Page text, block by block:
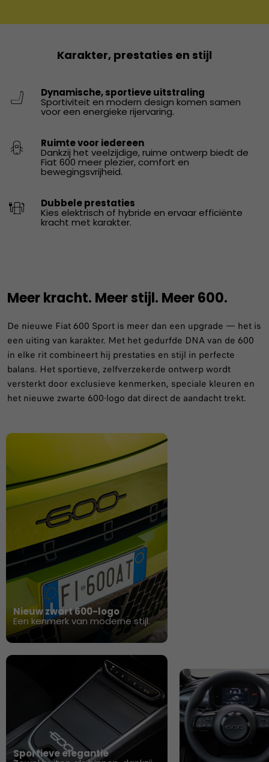
Karakter, prestaties en stijl
Dynamische, sportieve uitstraling
Sportiviteit en modern design komen samen
voor een energieke rijervaring.
Ruimte voor iedereen
Dankzij het veelzijdige, ruime ontwerp biedt de
Fiat 600 meer plezier, comfort en
bewegingsvrijheid.
Dubbele prestaties
Kies elektrisch of hybride en ervaar efficiënte
kracht met karakter.
Meer kracht. Meer stijl. Meer 600.
De nieuwe Fiat 600 Sport is meer dan een upgrade — het is
een uiting van karakter. Met het gedurfde DNA van de 600
in elke rit combineert hij prestaties en stijl in perfecte
balans. Het sportieve, zelfverzekerde ontwerp wordt
versterkt door exclusieve kenmerken, speciale kleuren en
het nieuwe zwarte 600-logo dat direct de aandacht trekt.
Nieuw zwart 600-logo
Een kenmerk van moderne stijl.
Sportieve elegantie ​